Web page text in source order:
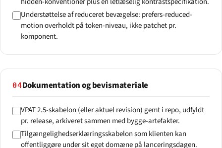
Understøttelse af reduceret bevægelse: prefers-reduced-
motion overholdt på token-niveau, ikke patchet pr.
komponent.
04Dokumentation og bevismateriale
VPAT 2.5-skabelon (eller aktuel revision) gemt i repo, udfyldt
pr. release, arkiveret sammen med bygge-artefakter.
Tilgængelighedserklæringsskabelon som klienten kan
offentliggøre under sit eget domæne på lanceringsdagen.